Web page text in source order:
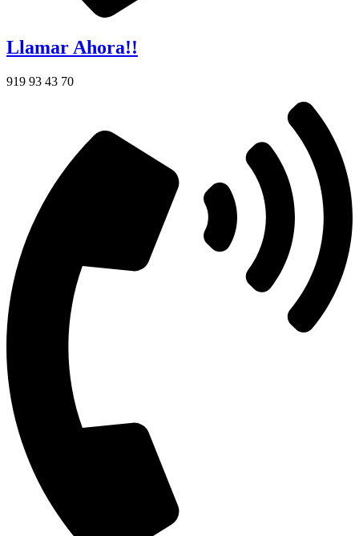
Llamar Ahora!!
919 93 43 70